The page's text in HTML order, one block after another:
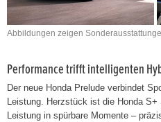
Abbildungen zeigen
Performance trifft intelligenten
Der neue Honda Prelude verbindet
Leistung. Herzstück ist die Honda
Leistung in spürbare Momente –